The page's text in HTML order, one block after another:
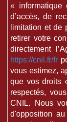
« informatique
d’accès, de
limitation et de
retirer votre
directement
https://cnil.fr/fr
vous estimez,
que vos droits
respectés,
CNIL. Nous
d'opposition